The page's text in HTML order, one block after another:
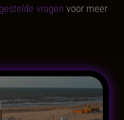
vragen voor meer